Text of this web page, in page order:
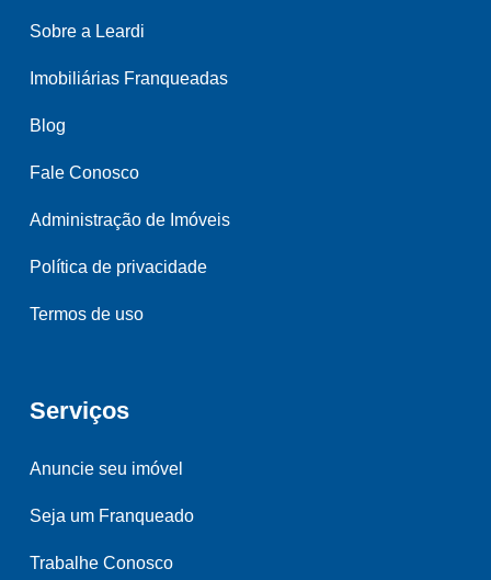
Sobre a Leardi
Imobiliárias Franqueadas
Blog
Fale Conosco
Administração de Imóveis
Política de privacidade
Termos de uso
Serviços
Anuncie seu imóvel
Seja um Franqueado
Trabalhe Conosco